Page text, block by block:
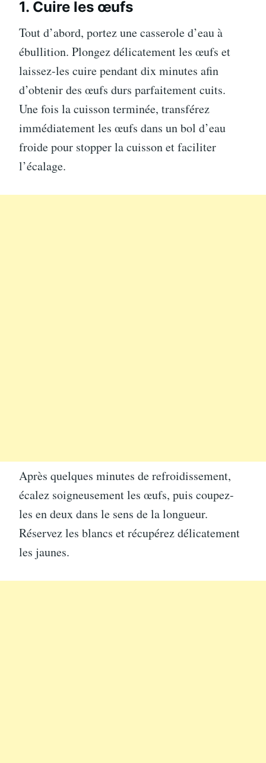
1. Cuire les œufs
Tout d’abord, portez une casserole d’eau à
ébullition. Plongez délicatement les œufs et
laissez-les cuire pendant dix minutes afin
d’obtenir des œufs durs parfaitement cuits.
Une fois la cuisson terminée, transférez
immédiatement les œufs dans un bol d’eau
froide pour stopper la cuisson et faciliter
l’écalage.
Après quelques minutes de refroidissement,
écalez soigneusement les œufs, puis coupez-
les en deux dans le sens de la longueur.
Réservez les blancs et récupérez délicatement
les jaunes.